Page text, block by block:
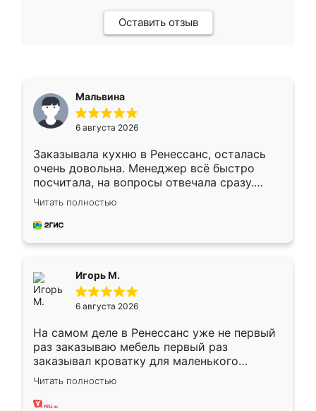
Оставить отзыв
Мальвина
6 августа 2026
Заказывала кухню в Ренессанс, осталась
очень довольна. Менеджер всё быстро
посчитала, на вопросы отвечала сразу.
Замерщик приехал в субботу, подошёл к
делу со всей ответственностью. Собрали
за день, ребята работали аккуратно, даже
Читать полностью
Игорь М.
6 августа 2026
На самом деле в Ренессанс уже не первый
раз заказываю мебель первый раз
заказывал кроватку для маленького
ребёнка при его рождении ,во второй раз
заказал шкаф-купе. По качеству очень
хорошее сборка достаточно быстрая,
Читать полностью